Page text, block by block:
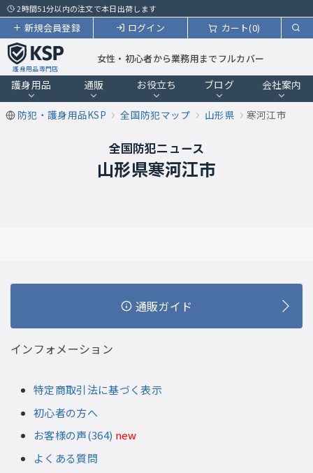
2時間51分以内の注文で本日出荷します
カート(0)
ログイン
新規会員登録
護身用品専門店
女性・初心者から業務用までフルカバー
護身用品 通販 お役立ち ブログ 会社案内
防犯・護身用品KSP 全国防犯マップ 山形県 寒河江市
全国防犯ニュース
山形県寒河江市
通販ガイド
インフォメーション
特定商取引法に基づく表示
初心者の方へ
お客様の声(364) new
よくある質問